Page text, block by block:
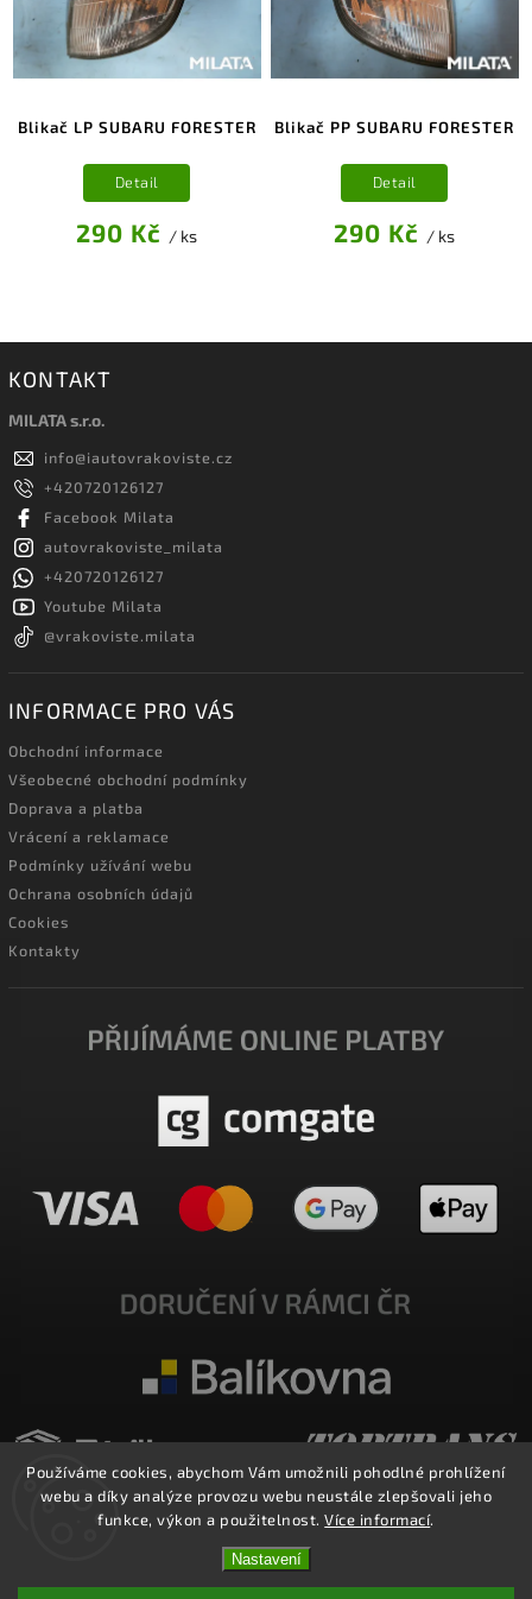
Používáme cookies, abychom Vám umožnili pohodlné prohlížení
webu a díky analýze provozu webu neustále zlepšovali jeho
funkce, výkon a použitelnost.Více informací.
Nastavení
Blikač LP SUBARU FORESTER
290 Kč / ks
Detail
Blikač PP SUBARU FORESTER
290 Kč / ks
Detail
KONTAKT
MILATA s.r.o.
info@iautovrakoviste.cz
+420720126127
Facebook Milata
autovrakoviste_milata
+420720126127
Youtube Milata
@vrakoviste.milata
INFORMACE PRO VÁS
Obchodní informace
Všeobecné obchodní podmínky
Doprava a platba
Vrácení a reklamace
Podmínky užívání webu
Ochrana osobních údajů
Cookies
Kontakty
E-SHOP MILATA. Všechna práva vyhrazena.